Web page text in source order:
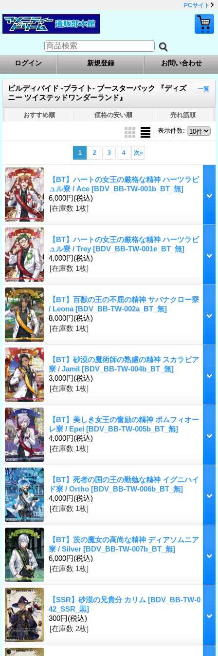
PCサイト
ログイン 新規登録 お問い合わせ
ビルディバイド -ブライト- ブースターパック 『ディズ
ニー ツイステッドワンダーランド』
一覧
おすすめ順 価格の安い順 売れ筋順
表示件数:
1 2 3 4 次»
【BT】ハートの女王の厳格な精神 ハーツラビ
ュル寮 / Ace [BDV_BB-TW-001b_BT_無]
6,000円(税込)
[在庫数 1枚]
【BT】ハートの女王の厳格な精神 ハーツラビ
ュル寮 / Trey [BDV_BB-TW-001e_BT_無]
4,000円(税込)
[在庫数 1枚]
【BT】百獣の王の不屈の精神 サバナクロー寮
/ Leona[BDV_BB-TW-002a_BT_無]
8,000円(税込)
[在庫数 1枚]
【BT】砂漠の魔術師の熟慮の精神 スカラビア
寮 / Jamil [BDV_BB-TW-004b_BT_無]
3,000円(税込)
[在庫数 1枚]
【BT】美しき女王の奮励の精神 ポムフィオー
レ寮 / Epel [BDV_BB-TW-005b_BT_無]
4,000円(税込)
[在庫数 1枚]
【BT】死者の国の王の勤勉な精神 イグニハイ
ド寮 / Ortho [BDV_BB-TW-006b_BT_無]
4,000円(税込)
[在庫数 1枚]
【BT】茨の魔女の高尚な精神 ディアソムニア
寮 / Silver [BDV_BB-TW-007b_BT_無]
6,000円(税込)
[在庫数 1枚]
【SSR】砂漠の兄貴分 カリム [BDV_BB-TW-0
42_SSR_黒]
300円(税込)
[在庫数 2枚]